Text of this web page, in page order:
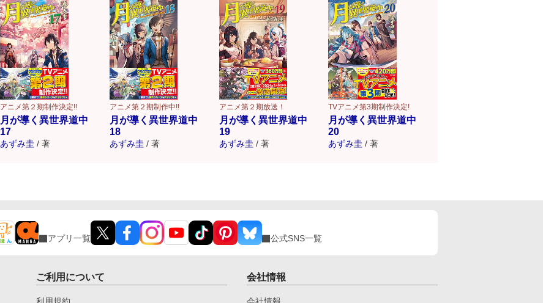
アニメ第２期制作決定!!
月が導く異世界道中
17
あずみ圭 / 著
アニメ第２期制作中!!
月が導く異世界道中
18
あずみ圭 / 著
アニメ第２期放送！
月が導く異世界道中
19
あずみ圭 / 著
TVアニメ第3期制作決定!
月が導く異世界道中
20
あずみ圭 / 著
アプリ一覧 公式SNS一覧
ご利用について 会社情報